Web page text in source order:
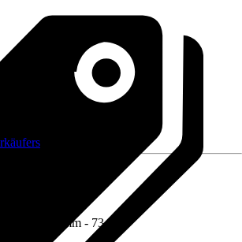
- bis)
73 mm - 73 mm